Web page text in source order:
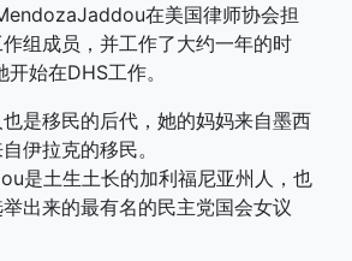
在美国律师协会担
组成员，并工作了大约一年的时
始在DHS工作。
是移民的后代，她的妈妈来自墨西
伊拉克的移民。
是土生土长的加利福尼亚州人，也
出来的最有名的民主党国会女议